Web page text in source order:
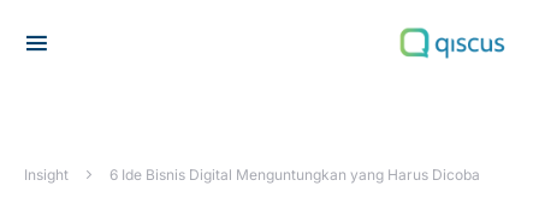
Insight 6 Ide Bisnis Digital Menguntungkan yang Harus Dicoba